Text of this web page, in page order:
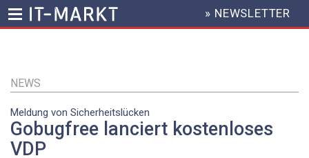
Inhalt
HEADER
MENU
» NEWSLETTER
NEWS
Meldung von Sicherheitslücken
Gobugfree lanciert kostenloses
VDP